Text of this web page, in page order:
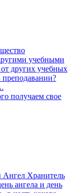
учебными
других учебных
преподавании?
получаем свое
Ангел Хранитель
ангела и день